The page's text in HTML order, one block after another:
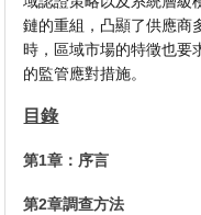
鏈的重組，凸顯了供應商
時，區域市場的特徵也要
的監管應對措施。
目錄
第1章：序言
第2章調查方法